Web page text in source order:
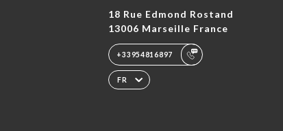
18 Rue Edmond Rostand
13006 Marseille France
+33954816897
FR